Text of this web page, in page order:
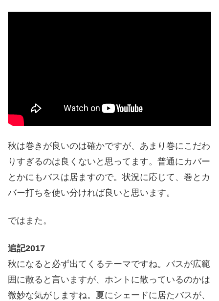
秋は巻きが良いのは確かですが、あまり巻にこだわ
りすぎるのは良くないと思ってます。普通にカバー
とかにもバスは居ますので。状況に応じて、巻とカ
バー打ちを使い分ければ良いと思います。
ではまた。
追記2017
秋になると必ず出てくるテーマですね。バスが広範
囲に散ると言いますが、ホントに散っているのかは
微妙な気がしますね。夏にシェードに居たバスが、